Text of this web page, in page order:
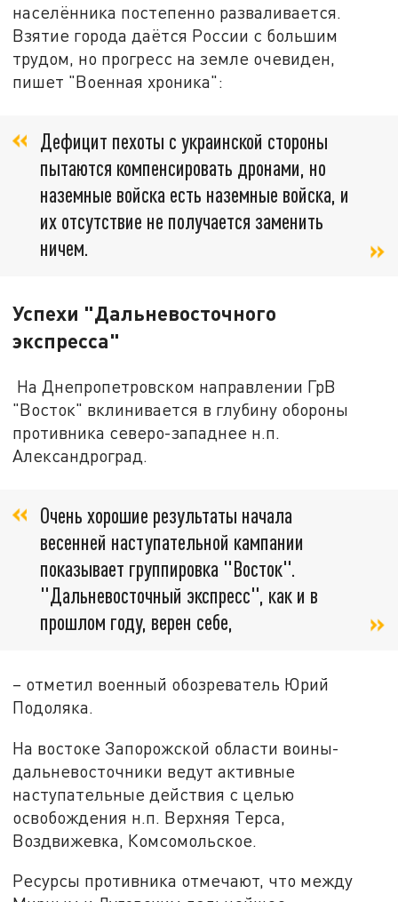
населённика постепенно разваливается.
Взятие города даётся России с большим
трудом, но прогресс на земле очевиден,
пишет "Военная хроника":
Дефицит пехоты с украинской стороны
пытаются компенсировать дронами, но
наземные войска есть наземные войска, и
их отсутствие не получается заменить
ничем.
Успехи "Дальневосточного
экспресса"
На Днепропетровском направлении ГрВ
"Восток" вклинивается в глубину обороны
противника северо-западнее н.п.
Александроград.
Очень хорошие результаты начала
весенней наступательной кампании
показывает группировка "Восток".
"Дальневосточный экспресс", как и в
прошлом году, верен себе,
– отметил военный обозреватель Юрий
Подоляка.
На востоке Запорожской области воины-
дальневосточники ведут активные
наступательные действия с целью
освобождения н.п. Верхняя Терса,
Воздвижевка, Комсомольское.
Ресурсы противника отмечают, что между